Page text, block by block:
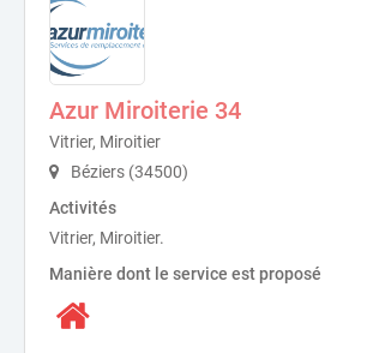
Azur Miroiterie 34
Vitrier, Miroitier
Béziers (34500)
Activités
Vitrier, Miroitier.
Manière dont le service est proposé